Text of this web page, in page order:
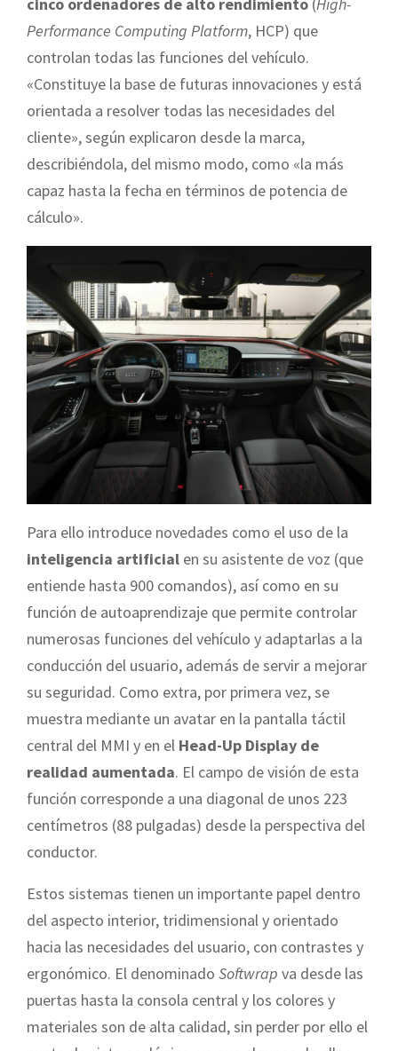
Performance Computing Platform, HCP) que
controlan todas las funciones del vehículo.
«Constituye la base de futuras innovaciones y está
orientada a resolver todas las necesidades del
cliente», según explicaron desde la marca,
describiéndola, del mismo modo, como «la más
capaz hasta la fecha en términos de potencia de
cálculo».
Para ello introduce novedades como el uso de la
inteligencia artificial en su asistente de voz (que
entiende hasta 900 comandos), así como en su
función de autoaprendizaje que permite controlar
numerosas funciones del vehículo y adaptarlas a la
conducción del usuario, además de servir a mejorar
su seguridad. Como extra, por primera vez, se
muestra mediante un avatar en la pantalla táctil
central del MMI y en el Head-Up Display de
realidad aumentada. El campo de visión de esta
función corresponde a una diagonal de unos 223
centímetros (88 pulgadas) desde la perspectiva del
conductor.
Estos sistemas tienen un importante papel dentro
del aspecto interior, tridimensional y orientado
hacia las necesidades del usuario, con contrastes y
ergonómico. El denominado Softwrap va desde las
puertas hasta la consola central y los colores y
materiales son de alta calidad, sin perder por ello el